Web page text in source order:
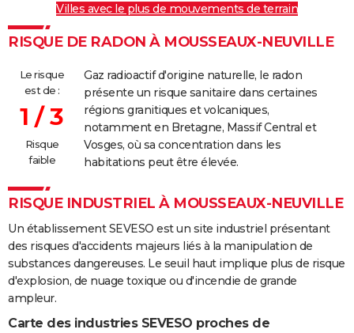
Villes avec le plus de mouvements de terrain
RISQUE DE RADON À MOUSSEAUX-NEUVILLE
Le risque
est de :
1 / 3
Risque
faible
Gaz radioactif d'origine naturelle, le radon
présente un risque sanitaire dans certaines
régions granitiques et volcaniques,
notamment en Bretagne, Massif Central et
Vosges, où sa concentration dans les
habitations peut être élevée.
RISQUE INDUSTRIEL À MOUSSEAUX-NEUVILLE
Un établissement SEVESO est un site industriel présentant
des risques d'accidents majeurs liés à la manipulation de
substances dangereuses. Le seuil haut implique plus de risque
d'explosion, de nuage toxique ou d'incendie de grande
ampleur.
Carte des industries SEVESO proches de